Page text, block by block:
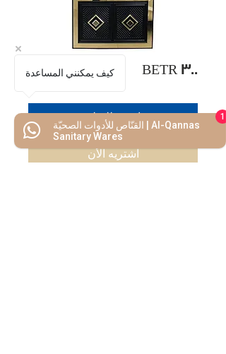
BETR 300
اضف للسلة
اشتريه الأن
كيف يمكنني المساعدة
القنّاص للأدوات الصحيّة | Al-Qannas
Sanitary Wares
1